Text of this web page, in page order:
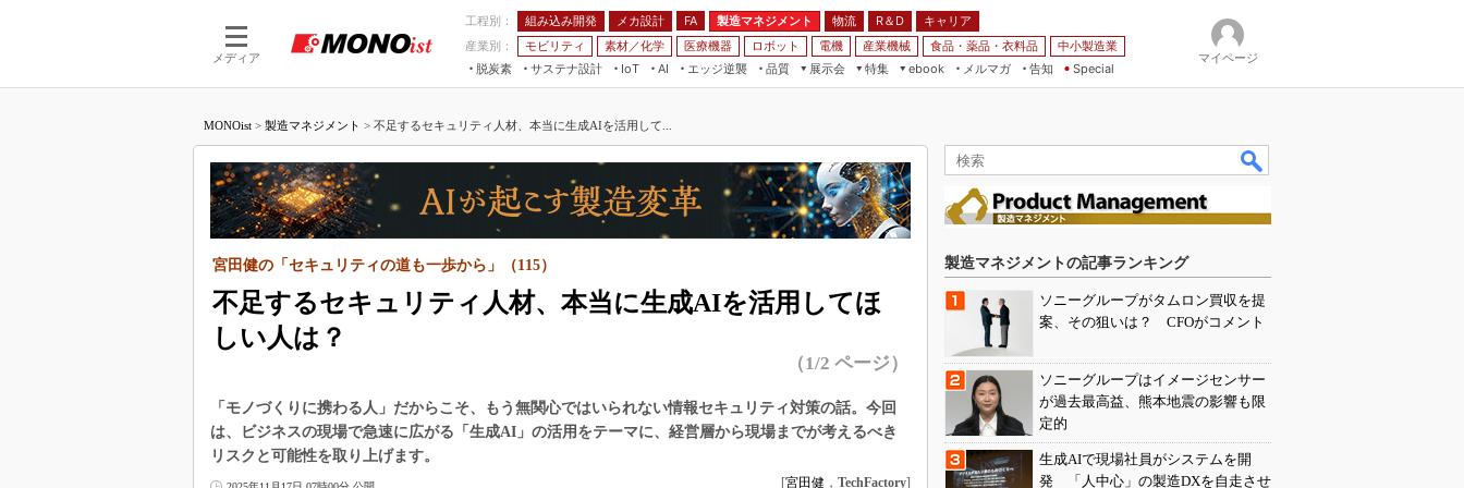
メディア
工程別： 組み込み開発 メカ設計 FA 製造マネジメント 物流 R＆D
キャリア
産業別：
モビリティ 素材／化学 医療機器 ロボット 電機 産業機械 食品・薬品・衣料品
中小製造業
脱炭素
サステナ設計
IoT
つながる工場
つながるサービス
AI
AI×設備保全
Physical AI
エッジ逆襲 品質
展示会
JIMTOF
組込み/エッジ コンピューティング
展＆IoT/5Gソリューション展
IIFES
国際ロボット展
TECHNO-FRONTIER
EdgeTech+
日本ものづくりワールド
特集
つながるクルマ
5G
VR／AR
フィールドサービス
組み込み画像技術
ISO26262
ebook
製造マネジメント
FA
モビリティ
メルマガ
告知 Special
マイページ
MONOist > 製造マネジメント > 不足するセキュリティ人材、本当に生成AIを活用して...
不足するセキュリティ人材、本当に生成AIを活用してほ
しい人は？
宮田健の「セキュリティの道も一歩から」（115）
（1/2 ページ）
「モノづくりに携わる人」だからこそ、もう無関心ではいられない情報セキュリティ対策の話。今回
は、ビジネスの現場で急速に広がる「生成AI」の活用をテーマに、経営層から現場までが考えるべき
リスクと可能性を取り上げます。
[宮田健 ， TechFactory]
製造マネジメントの記事ランキング
ソニーグループがタムロン買収を提
案、その狙いは？ CFOがコメント
ソニーグループはイメージセンサー
が過去最高益、熊本地震の影響も限
定的
生成AIで現場社員がシステムを開
発 「人中心」の製造DXを自走させ